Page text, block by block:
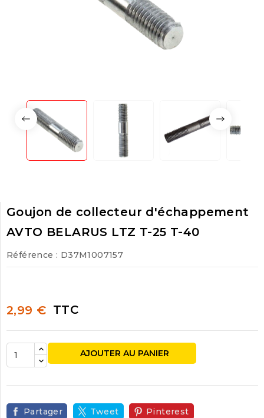
Goujon de collecteur d'échappement
AVTO BELARUS LTZ T-25 T-40
Référence : D37M1007157
2,99 € TTC
AJOUTER AU PANIER
Partager Tweet Pinterest